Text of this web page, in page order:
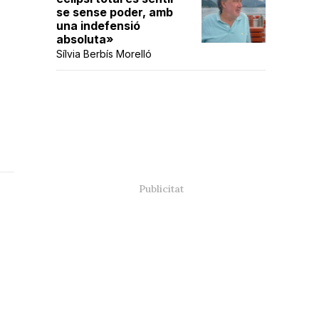
se sense poder, amb
una indefensió
absoluta»
Sílvia Berbís Morelló